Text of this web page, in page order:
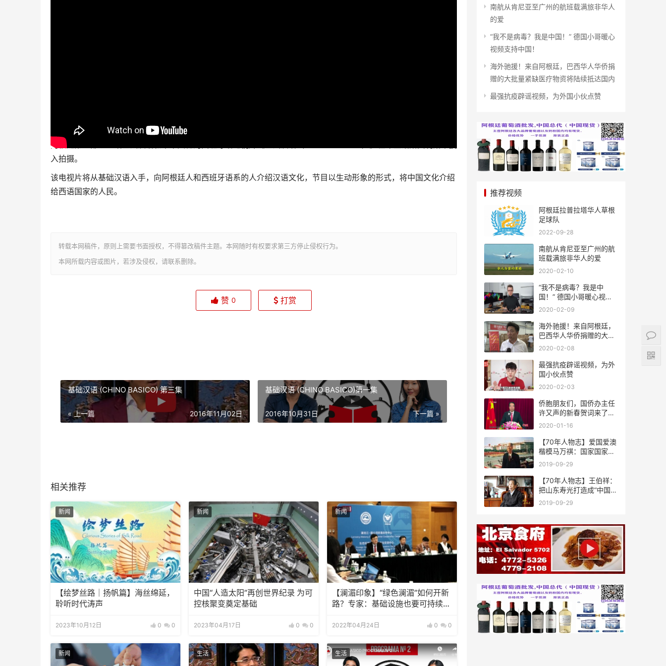
阿根廷第一部以介绍基础汉语和中华文化的西班牙语电视片《基础汉语（CHINO BASICO）》在布宜诺斯艾利斯市投
入拍摄。
该电视片将从基础汉语入手，向阿根廷人和西班牙语系的人介绍汉语文化，节目以生动形象的形式，将中国文化介绍
给西语国家的人民。
转载本网稿件，原则上需要书面授权，不得篡改稿件主题。本网随时有权要求第三方停止侵权行为。
本网所载内容或图片，若涉及侵权，请联系删除。
赞 0 打赏
基础汉语 (CHINO BASICO) 第三集
« 上一篇 2016年11月02日
基础汉语 (CHINO BASICO)第一集
下一篇 »
2016年10月31日
相关推荐
新闻
【绘梦丝路｜扬帆篇】海丝绵延，
聆听时代涛声
2023年10月12日 0 0
新闻
中国“人造太阳”再创世界纪录 为可
控核聚变奠定基础
2023年04月17日 0 0
新闻
【澜湄印象】“绿色澜湄”如何开新
路？专家：基础设施也要可持续
2022年04月24日 0 0
新闻 生活 生活
南航从肯尼亚至广州的航班载满旅非华人
的爱
“我不是病毒？我是中国！” 德国小哥暖心
视频支持中国！
海外驰援！来自阿根廷，巴西华人华侨捐
赠的大批量紧缺医疗物资将陆续抵达国内
最强抗疫辟谣视频，为外国小伙点赞
推荐视频
阿根廷拉普拉塔华人草根
足球队
2022-09-28
南航从肯尼亚至广州的航
班载满旅非华人的爱
2020-02-10
“我不是病毒？我是中
国！” 德国小哥暖心视频
支持中国！
2020-02-09
海外驰援！来自阿根廷，
巴西华人华侨捐赠的大批
量紧缺医疗物资将陆续抵
2020-02-08
最强抗疫辟谣视频，为外
国小伙点赞
2020-02-03
侨胞朋友们，国侨办主任
许又声的新春贺词来了，
请查收！
2020-01-16
【70年人物志】爱国爱澳
楷模马万祺：国家国家，
祖国是国澳门是家
2019-09-29
【70年人物志】王伯祥：
把山东寿光打造成“中国蔬
菜之乡”
2019-09-29